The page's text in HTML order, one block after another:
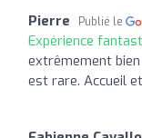
Pierre Publié le
Expérience
extrêmement
est rare. Accueil